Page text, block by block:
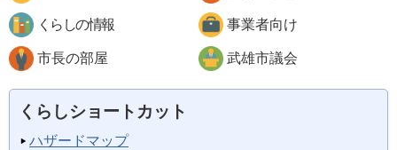
くらしの情報 事業者向け
市長の部屋 武雄市議会
くらしショートカット
ハザードマップ